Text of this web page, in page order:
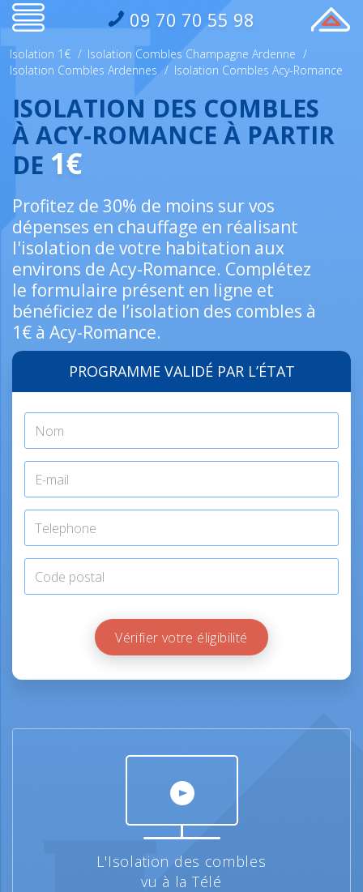
09 70 70 55 98
Isolation 1€ / Isolation Combles Champagne Ardenne /
Isolation Combles Ardennes / Isolation Combles Acy-Romance
ISOLATION DES COMBLES
À ACY-ROMANCE À PARTIR
DE 1€
Profitez de 30% de moins sur vos
dépenses en chauffage en réalisant
l'isolation de votre habitation aux
environs de Acy-Romance. Complétez
le formulaire présent en ligne et
bénéficiez de l’isolation des combles à
1€ à Acy-Romance.
PROGRAMME VALIDÉ PAR L’ÉTAT
Vérifier votre éligibilité
L'Isolation des combles
vu à la Télé